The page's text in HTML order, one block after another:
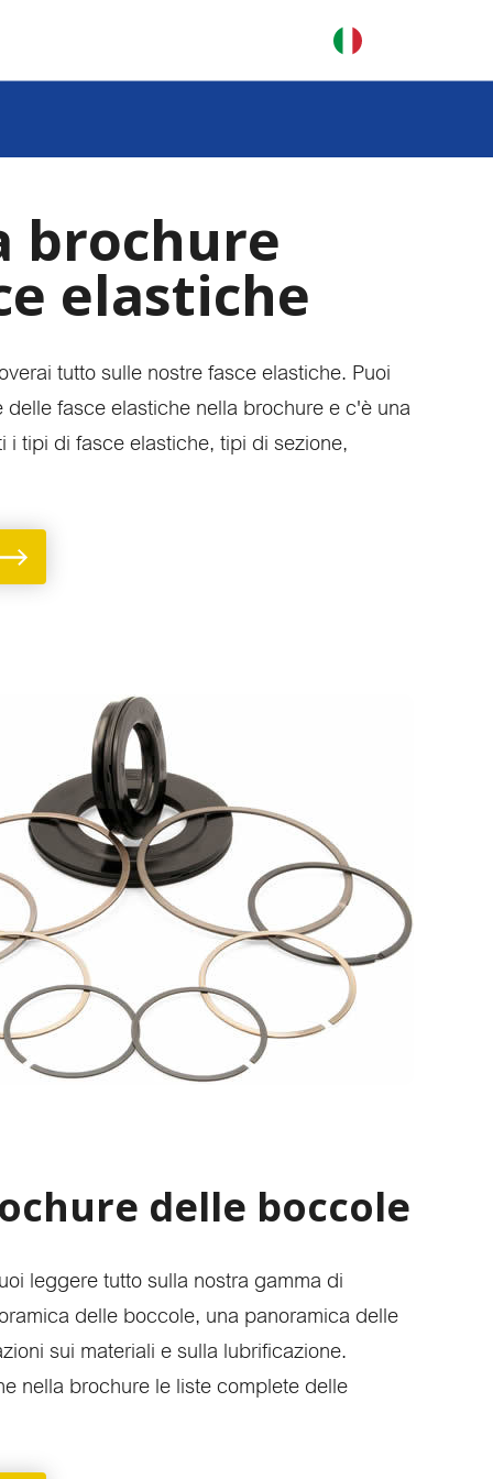
brochure
e scoprite la
boccole
a conoscere
azienda. Il
voi!
brochure
elastiche
tutto sulle nostre fasce elastiche. Puoi
fasce elastiche nella brochure e c'è una
i tipi di fasce elastiche, tipi di sezione,
delle boccole
leggere tutto sulla nostra gamma di
delle boccole, una panoramica delle
sui materiali e sulla lubrificazione.
nella brochure le liste complete delle